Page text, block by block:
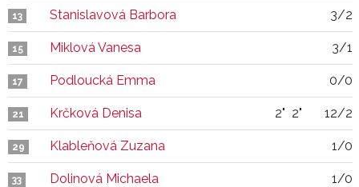
13 Stanislavová Barbora 3/2
15 Miklová Vanesa 3/1
17 Podloucká Emma 0/0
21 Krčková Denisa 2" 2" 12/2
29 Klableňová Zuzana 1/0
33 Dolinová Michaela 1/0